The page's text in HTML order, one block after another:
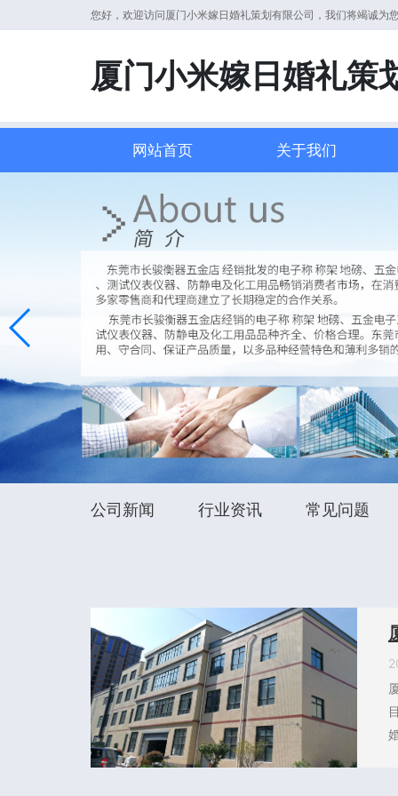
您好，欢迎访问厦门小米嫁日婚礼策划有限公司，我们将竭诚为
厦门小米嫁日婚礼策
网站首页 关于我们
公司新闻 行业资讯 常见问题